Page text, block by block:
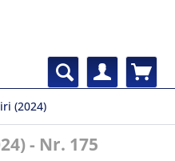
(2024)
- Nr. 175